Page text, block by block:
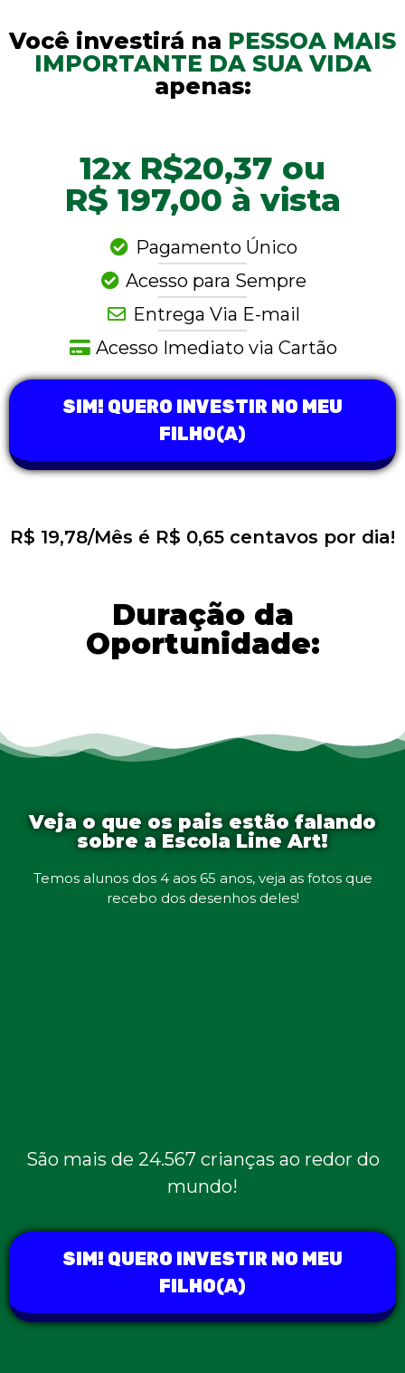
Você investirá na PESSOA MAIS
IMPORTANTE DA SUA VIDA
apenas:
12x R$20,37 ou
R$ 197,00 à vista
Pagamento Único
Acesso para Sempre
Entrega Via E-mail
Acesso Imediato via Cartão
SIM! QUERO INVESTIR NO MEU
FILHO(A)
R$ 19,78/Mês é R$ 0,65 centavos por dia!
Duração da
Oportunidade:
Veja o que os pais estão falando
sobre a Escola Line Art!
Temos alunos dos 4 aos 65 anos, veja as fotos que
recebo dos desenhos deles!
São mais de 24.567 crianças ao redor do
mundo!
SIM! QUERO INVESTIR NO MEU
FILHO(A)